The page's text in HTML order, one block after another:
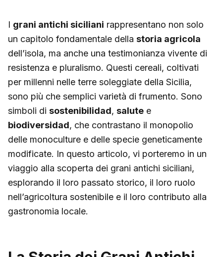
I grani antichi siciliani rappresentano non solo
un capitolo fondamentale della storia agricola
dell’isola, ma anche una testimonianza vivente di
resistenza e pluralismo. Questi cereali, coltivati
per millenni nelle terre soleggiate della Sicilia,
sono più che semplici varietà di frumento. Sono
simboli di sostenibilidad, salute e
biodiversidad, che contrastano il monopolio
delle monoculture e delle specie geneticamente
modificate. In questo articolo, vi porteremo in un
viaggio alla scoperta dei grani antichi siciliani,
esplorando il loro passato storico, il loro ruolo
nell’agricoltura sostenibile e il loro contributo alla
gastronomia locale.